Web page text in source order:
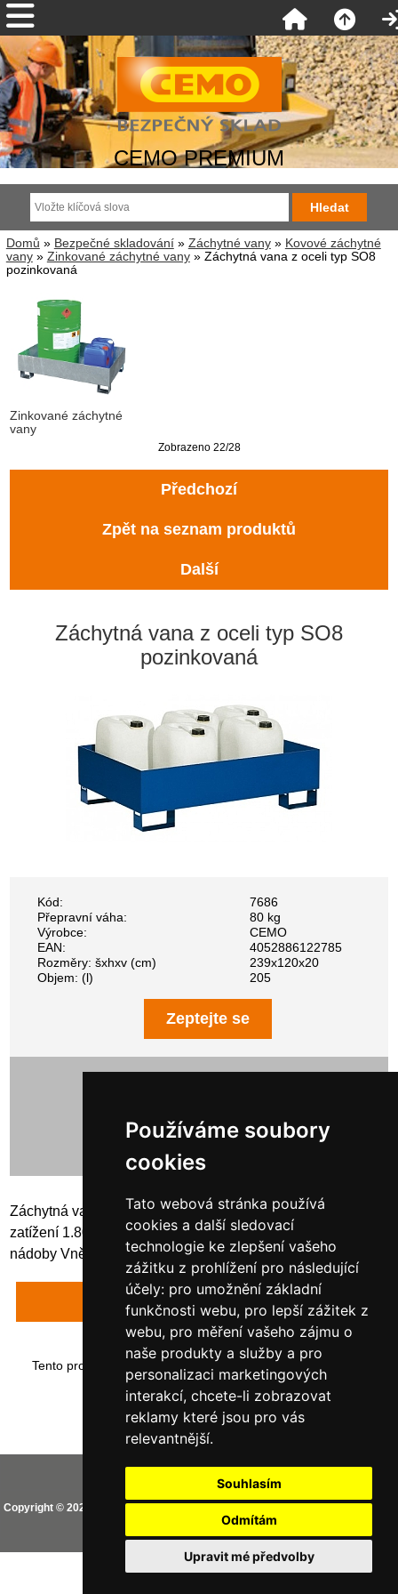
Používáme soubory
cookies
Tato webová stránka používá
cookies a další sledovací
technologie ke zlepšení vašeho
zážitku z prohlížení pro následující
účely: pro umožnění základní
funkčnosti webu, pro lepší zážitek z
webu, pro měření vašeho zájmu o
naše produkty a služby a pro
personalizaci marketingových
interakcí,chcete-li zobrazovat
reklamy které jsou pro vás
relevantnější.
Souhlasím
Odmítám
Upravit mé předvolby
CEMO PREMIUM
Domů » Bezpečné skladování» Záchytné vany» Kovové záchytné
vany» Zinkované záchytné vany» Záchytná vana z oceli typ SO8
pozinkovaná
Zinkované záchytné
vany
Zobrazeno 22/28
Předchozí
Zpět na seznam produktů
Další
Záchytná vana z oceli typ SO8
pozinkovaná
Kód:
7686
Přepravní váha:
80 kg
Výrobce:
CEMO
EAN:
4052886122785
Rozměry: šxhxv (cm)
239x120x20
Objem: (l)
205
Zeptejte se
Záchytná vana z oceli typ SO8 bez roštu, pozinkovaná,
zatížení 1.800 kg, objem 205 l, kapacita 1 sud á 200 l a malé
nádoby Vnější rozměry: 239 x 120 x 20 cm
Napsat recenzi
Tento produkt byl přidán do našeho katalogu dne neděle 14
ledna, 2018.
Vaše IP adresa je: 216.73.216.69
Copyright © 2026 CEMO shop (PREMIUM partner CEMO GmbH)
. Provozováno
Zen Cart
Aktualizovat nastavení Cookies